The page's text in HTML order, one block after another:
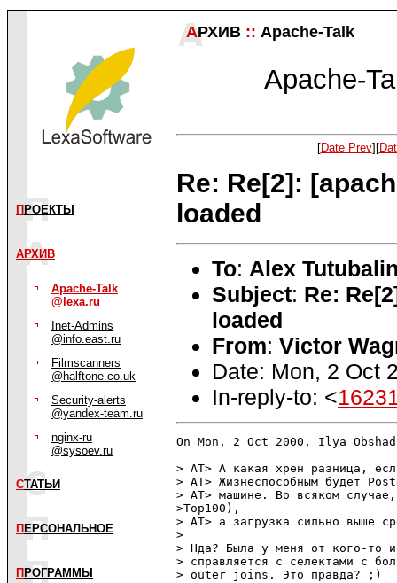
П РОЕКТЫ
АРХИВ
Apache-Talk
@lexa.ru
Inet-Admins
@info.east.ru
Filmscanners
@halftone.co.uk
Security-alerts
@yandex-team.ru
nginx-ru
@sysoev.ru
СТАТЬИ
П ЕРСОНАЛЬНОЕ
П РОГРАММЫ
АРХИВ :: Apache-Talk
Apache-
[Date Prev][
Re: Re[2]:
loaded
To: Alex
Subject: Re:
loaded
From: Victor
Date: Mon, 2 Oct
In-reply-to: <
On Mon, 2 Oct 2000, Ilya
> AT> А какая хрен разница,
> AT> Жизнеспособным будет
> AT> машине. Во всяком
>Top100),
> AT> а загрузка сильно выше
>
> Нда? Была у меня от кого-то
> справляется с селектами с
> outer joins. Это правда? ;)